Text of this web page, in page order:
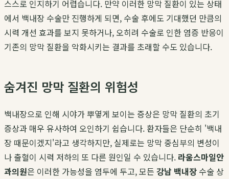
스스로 인지하기 어렵습니다. 만약 이러한 망막 질환이 있는 상태
에서 백내장 수술만 진행하게 되면, 수술 후에도 기대했던 만큼의
시력 개선 효과를 보지 못하거나, 오히려 수술로 인한 염증 반응이
기존의 망막 질환을 악화시키는 결과를 초래할 수도 있습니다.
숨겨진 망막 질환의 위험성
백내장으로 인해 시야가 뿌옇게 보이는 증상은 망막 질환의 초기
증상과 매우 유사하여 오인하기 쉽습니다. 환자들은 단순히 '백내
장 때문이겠지'라고 생각하지만, 실제로는 망막 중심부의 변성이
나 출혈이 시력 저하의 또 다른 원인일 수 있습니다. 라움스마일안
과의원은 이러한 가능성을 염두에 두고, 모든 강남 백내장 수술 상